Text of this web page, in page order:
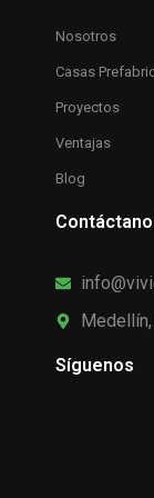
Nosotros
Casas
Proyectos
Ventajas
Blog
Síguenos